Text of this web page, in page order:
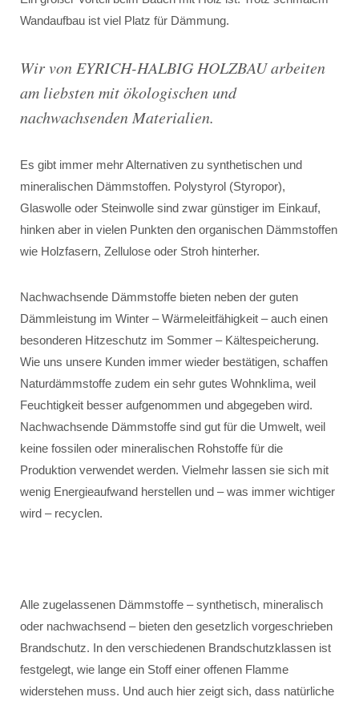
Wandaufbau ist viel Platz für Dämmung.
Wir von EYRICH-HALBIG HOLZBAU arbeiten
am liebsten mit ökologischen und
nachwachsenden Materialien.
Es gibt immer mehr Alternativen zu synthetischen und
mineralischen Dämmstoffen. Polystyrol (Styropor),
Glaswolle oder Steinwolle sind zwar günstiger im Einkauf,
hinken aber in vielen Punkten den organischen Dämmstoffen
wie Holzfasern, Zellulose oder Stroh hinterher.
Nachwachsende Dämmstoffe bieten neben der guten
Dämmleistung im Winter – Wärmeleitfähigkeit – auch einen
besonderen Hitzeschutz im Sommer – Kältespeicherung.
Wie uns unsere Kunden immer wieder bestätigen, schaffen
Naturdämmstoffe zudem ein sehr gutes Wohnklima, weil
Feuchtigkeit besser aufgenommen und abgegeben wird.
Nachwachsende Dämmstoffe sind gut für die Umwelt, weil
keine fossilen oder mineralischen Rohstoffe für die
Produktion verwendet werden. Vielmehr lassen sie sich mit
wenig Energieaufwand herstellen und – was immer wichtiger
wird – recyclen.
Alle zugelassenen Dämmstoffe – synthetisch, mineralisch
oder nachwachsend – bieten den gesetzlich vorgeschrieben
Brandschutz. In den verschiedenen Brandschutzklassen ist
festgelegt, wie lange ein Stoff einer offenen Flamme
widerstehen muss. Und auch hier zeigt sich, dass natürliche